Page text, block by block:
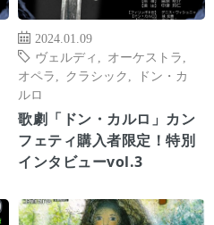
2024.01.09
ヴェルディ
オーケストラ
オペラ
クラシック
ドン・カ
ルロ
歌劇「ドン・カルロ」カン
フェティ購入者限定！特別
インタビューvol.3